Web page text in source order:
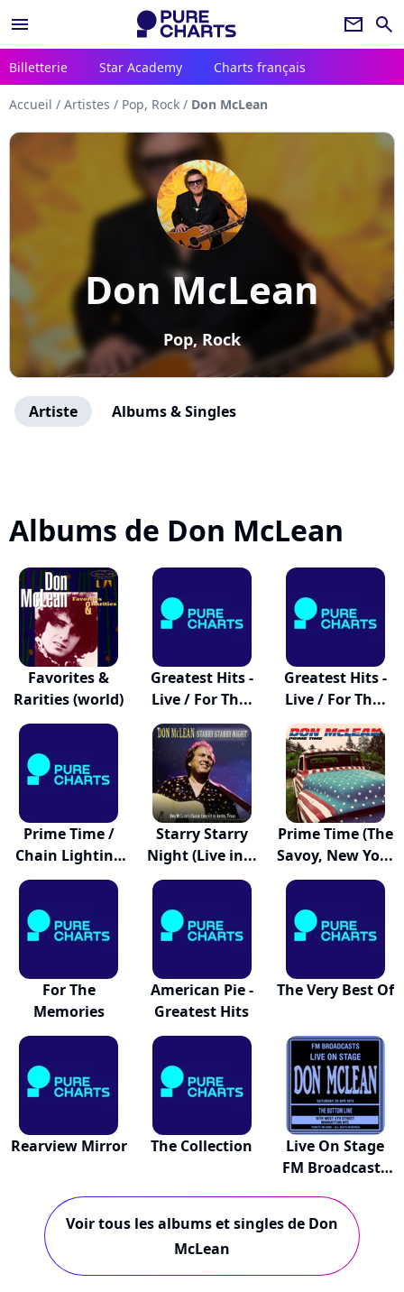
menu newsletter search
Billetterie Star Academy Charts français
Accueil / Artistes / Pop, Rock / Don McLean
Don McLean
Pop, Rock
Artiste Albums & Singles
Albums de Don McLean
Favorites &
Rarities (world)
Greatest Hits -
Live / For Th...
Greatest Hits -
Live / For Th...
Prime Time /
Chain Lighting
/...
Starry Starry
Night (Live in...
Prime Time (The
Savoy, New Yo...
For The
Memories
American Pie -
Greatest Hits
The Very Best Of
Rearview Mirror The Collection
Live On Stage
FM Broadcasts
Voir tous les albums et singles de Don
McLean